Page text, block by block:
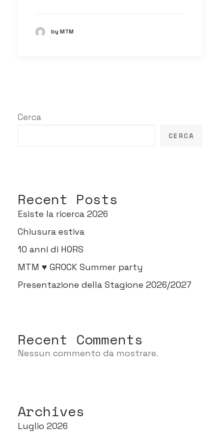
by MTM
Cerca
CERCA
Recent Posts
Esiste la ricerca 2026
Chiusura estiva
10 anni di HORS
MTM ♥ GROCK Summer party
Presentazione della Stagione 2026/2027
Recent Comments
Nessun commento da mostrare.
Archives
Luglio 2026